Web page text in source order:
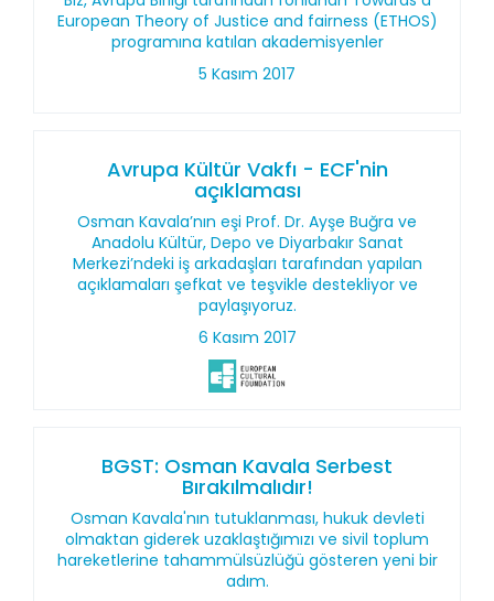
European Theory of Justice and fairness (ETHOS)
programına katılan akademisyenler
5 Kasım 2017
Avrupa Kültür Vakfı - ECF'nin
açıklaması
Osman Kavala’nın eşi Prof. Dr. Ayşe Buğra ve
Anadolu Kültür, Depo ve Diyarbakır Sanat
Merkezi’ndeki iş arkadaşları tarafından yapılan
açıklamaları şefkat ve teşvikle destekliyor ve
paylaşıyoruz.
6 Kasım 2017
BGST: Osman Kavala Serbest
Bırakılmalıdır!
Osman Kavala'nın tutuklanması, hukuk devleti
olmaktan giderek uzaklaştığımızı ve sivil toplum
hareketlerine tahammülsüzlüğü gösteren yeni bir
adım.